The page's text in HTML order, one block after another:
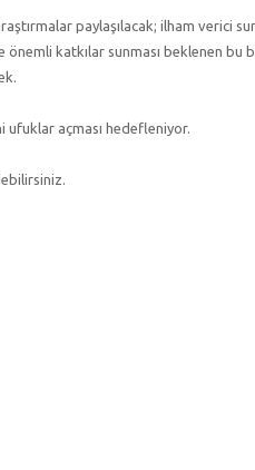
paylaşılacak; ilham verici
katkılar sunması beklenen bu
ufuklar açması hedefleniyor.